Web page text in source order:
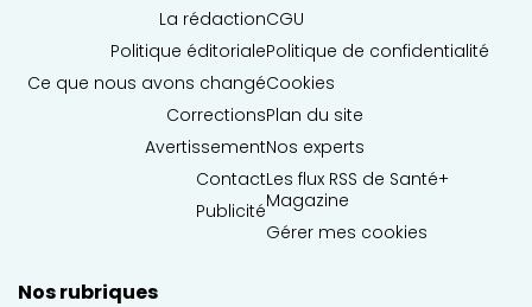
La rédaction
Politique éditoriale
Ce que nous avons changé
Corrections
Avertissement
Contact
Publicité
CGU
Politique de confidentialité
Cookies
Plan du site
Nos experts
Les flux RSS de Santé+
Magazine
Gérer mes cookies
Nos rubriques